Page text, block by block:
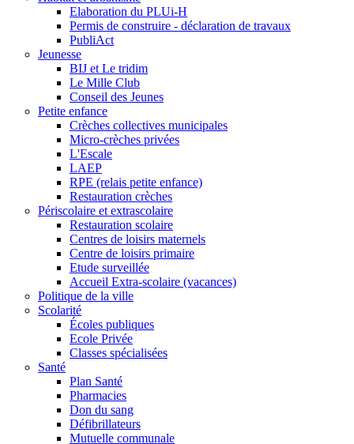
Elaboration du PLUi-H
Permis de construire - déclaration de travaux
PubliAct
Jeunesse
BIJ et Le tridim
Le Mille Club
Conseil des Jeunes
Petite enfance
Crèches collectives municipales
Micro-crèches privées
L'Escale
LAEP
RPE (relais petite enfance)
Restauration crèches
Périscolaire et extrascolaire
Restauration scolaire
Centres de loisirs maternels
Centre de loisirs primaire
Etude surveillée
Accueil Extra-scolaire (vacances)
Politique de la ville
Scolarité
Écoles publiques
Ecole Privée
Classes spécialisées
Santé
Plan Santé
Pharmacies
Don du sang
Défibrillateurs
Mutuelle communale